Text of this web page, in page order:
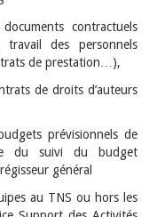
contractuels
des personnels
de prestation…),
de droits d’auteurs
prévisionnels de
du suivi du budget
général
au TNS ou hors les